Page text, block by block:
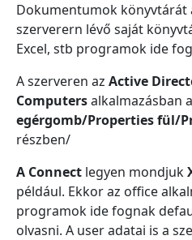
Dokumentumok könyvtárát
szerverern lévő saját
Excel, stb programok ide
A szerveren az Active
Computersalkalmazásban a
egérgomb/Properties fül/
részben/
A Connect legyen mondjuk
például. Ekkor az office
programok ide fognak
olvasni. A user adatai is a